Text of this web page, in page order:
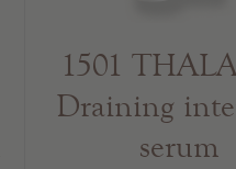
1501
Draining
serum